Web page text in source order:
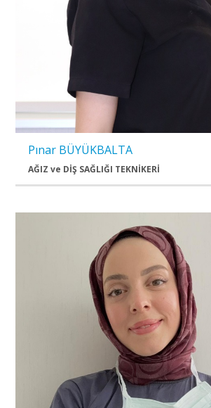
Pınar BÜYÜKBALTA
AĞIZ ve DİŞ SAĞLIĞI TEKNİKERİ